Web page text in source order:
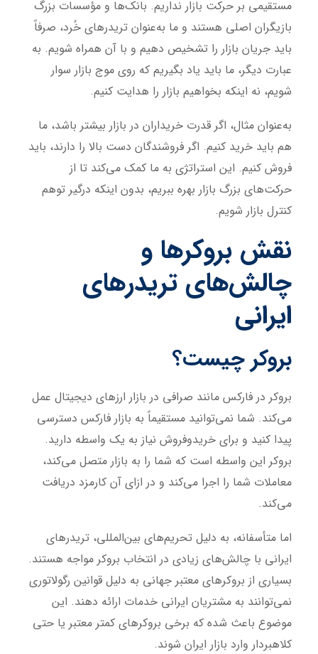
مستقیمی بر حرکت بازار نداریم. بانک‌ها و مؤسسات بزرگ
بازیگران اصلی هستند و ما به‌عنوان تریدرهای خُرد، صرفاً
باید جریان بازار را تشخیص دهیم و با آن همراه شویم. به
عبارت دیگر، ما باید یاد بگیریم که روی موج بازار سوار
شویم، نه اینکه بخواهیم بازار را هدایت کنیم.
به‌عنوان مثال، اگر قدرت خریداران در بازار بیشتر باشد، ما
هم باید خرید کنیم. اگر فروشندگان دست بالا را دارند، باید
فروش کنیم. این استراتژی به ما کمک می‌کند تا از
حرکت‌های بزرگ بازار بهره ببریم، بدون اینکه درگیر توهم
کنترل بازار شویم.
نقش بروکرها و
چالش‌های تریدرهای
ایرانی
بروکر چیست؟
بروکر در فارکس مانند صرافی در بازار ارزهای دیجیتال عمل
می‌کند. شما نمی‌توانید مستقیماً به بازار فارکس دسترسی
پیدا کنید و برای خریدوفروش نیاز به یک واسطه دارید.
بروکر این واسطه است که شما را به بازار متصل می‌کند،
معاملات شما را اجرا می‌کند و در ازای آن کارمزد دریافت
می‌کند.
اما متأسفانه، به دلیل تحریم‌های بین‌المللی، تریدرهای
ایرانی با چالش‌های زیادی در انتخاب بروکر مواجه هستند.
بسیاری از بروکرهای معتبر جهانی به دلیل قوانین رگولاتوری
نمی‌توانند به مشتریان ایرانی خدمات ارائه دهند. این
موضوع باعث شده که برخی بروکرهای کمتر معتبر یا حتی
کلاهبردار وارد بازار ایران شوند.